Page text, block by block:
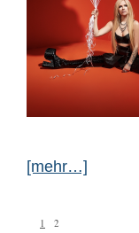
[mehr…]
1 2